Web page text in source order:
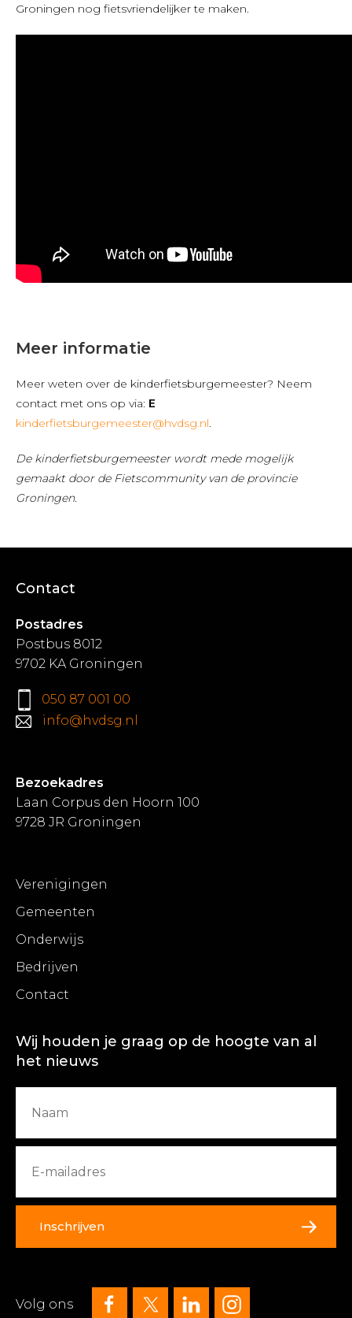
Groningen nog fietsvriendelijker te maken.
Meer informatie
Meer weten over de kinderfietsburgemeester? Neem
contact met ons op via: E
kinderfietsburgemeester@hvdsg.nl
De kinderfietsburgemeester wordt mede mogelijk
gemaakt door de Fietscommunity van de provincie
Groningen.
Contact
Postadres
Postbus 8012
9702 KA Groningen
050 87 001 00
info@hvdsg.nl
Bezoekadres
Laan Corpus den Hoorn 100
9728 JR Groningen
Verenigingen
Gemeenten
Onderwijs
Bedrijven
Contact
Wij houden je graag op de hoogte van al
het nieuws
Inschrijven
Volg ons